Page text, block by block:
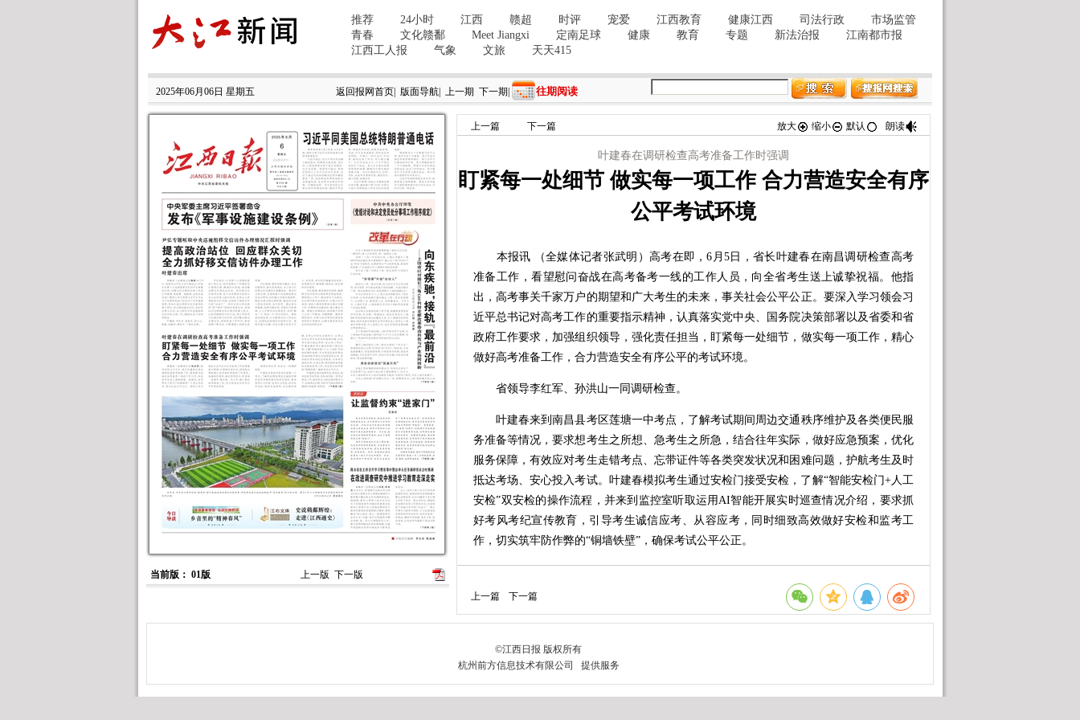
2025年06月06日 星期五 返回报网首页 版面导航 上一期 下一期 往期阅读
当前版： 01版 上一版 下一版
上一篇 下一篇 放大 缩小 默认 朗读
叶建春在调研检查高考准备工作时强调
盯紧每一处细节 做实每一项工作 合力营造安全有序
公平考试环境
本报讯 （全媒体记者张武明）高考在即，6月5日，省长叶建春在南昌调研检查高考
准备工作，看望慰问奋战在高考备考一线的工作人员，向全省考生送上诚挚祝福。他指
出，高考事关千家万户的期望和广大考生的未来，事关社会公平公正。要深入学习领会习
近平总书记对高考工作的重要指示精神，认真落实党中央、国务院决策部署以及省委和省
政府工作要求，加强组织领导，强化责任担当，盯紧每一处细节，做实每一项工作，精心
做好高考准备工作，合力营造安全有序公平的考试环境。
省领导李红军、孙洪山一同调研检查。
叶建春来到南昌县考区莲塘一中考点，了解考试期间周边交通秩序维护及各类便民服
务准备等情况，要求想考生之所想、急考生之所急，结合往年实际，做好应急预案，优化
服务保障，有效应对考生走错考点、忘带证件等各类突发状况和困难问题，护航考生及时
抵达考场、安心投入考试。叶建春模拟考生通过安检门接受安检，了解“智能安检门+人工
安检”双安检的操作流程，并来到监控室听取运用AI智能开展实时巡查情况介绍，要求抓
好考风考纪宣传教育，引导考生诚信应考、从容应考，同时细致高效做好安检和监考工
作，切实筑牢防作弊的“铜墙铁壁”，确保考试公平公正。
作，要求结合可能出现的雷雨天气，对高考全过程、各环节可能出现的问题进行再梳理、
再排查，不放过任何一处细节，切实防范地面积水易滑、设备受潮短路等问题，以万全准
重要。要加强与设施设备厂家的联系，提醒他们上紧发条、扛起责任，确保各类设施设备
正常运转。叶建春强调，做好高考组织保障工作是对政府治理能力的一次大考，相关部门
上一篇 下一篇